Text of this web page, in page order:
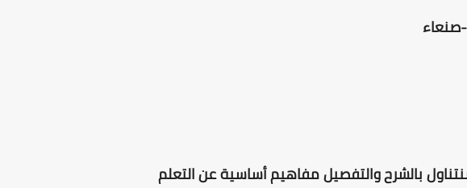
صنعاء
بالشرح والتفصيل مفاهيم أساسية عن التعلم